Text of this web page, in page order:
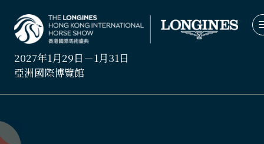
2027年1月29日－1月31日
亞洲國際博覽館